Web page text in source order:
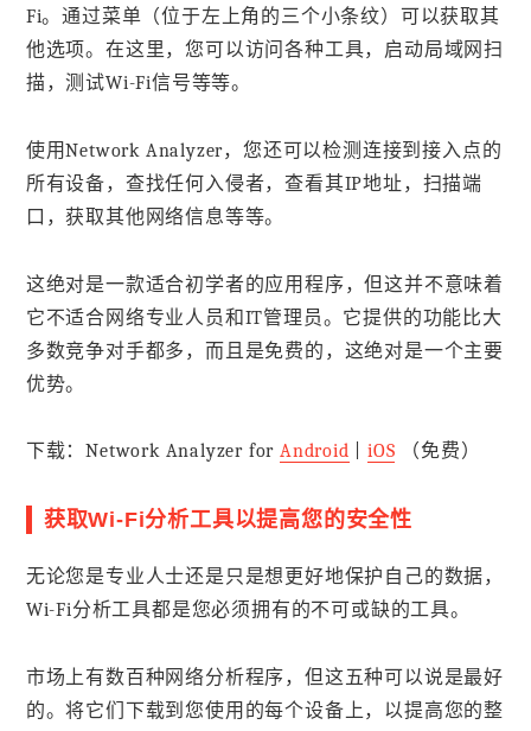
Fi。通过菜单（位于左上角的三个小条纹）可以获取其
他选项。在这里，您可以访问各种工具，启动局域网扫
描，测试Wi-Fi信号等等。
使用Network Analyzer，您还可以检测连接到接入点的
所有设备，查找任何入侵者，查看其IP地址，扫描端
口，获取其他网络信息等等。
这绝对是一款适合初学者的应用程序，但这并不意味着
它不适合网络专业人员和IT管理员。它提供的功能比大
多数竞争对手都多，而且是免费的，这绝对是一个主要
优势。
下载：Network Analyzer for Android iOS （免费）
获取Wi-Fi分析工具以提高您的安全性
无论您是专业人士还是只是想更好地保护自己的数据，
Wi-Fi分析工具都是您必须拥有的不可或缺的工具。
市场上有数百种网络分析程序，但这五种可以说是最好
的。将它们下载到您使用的每个设备上，以提高您的整